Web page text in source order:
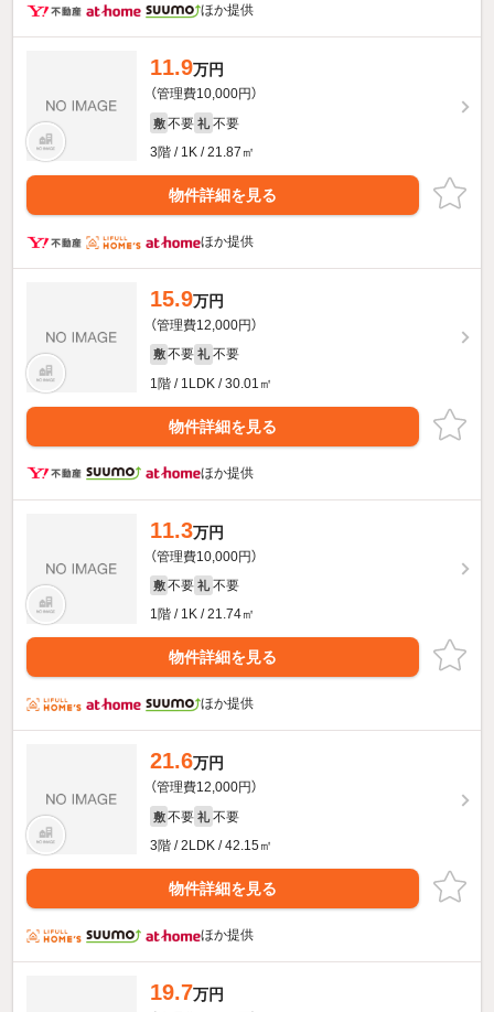
ほか提供
11.9万円
（管理費10,000円）
敷 不要 礼 不要
3階 / 1K / 21.87㎡
物件詳細を見る
ほか提供
15.9万円
（管理費12,000円）
敷 不要 礼 不要
1階 / 1LDK / 30.01㎡
物件詳細を見る
ほか提供
11.3万円
（管理費10,000円）
敷 不要 礼 不要
1階 / 1K / 21.74㎡
物件詳細を見る
ほか提供
21.6万円
（管理費12,000円）
敷 不要 礼 不要
3階 / 2LDK / 42.15㎡
物件詳細を見る
ほか提供
19.7万円